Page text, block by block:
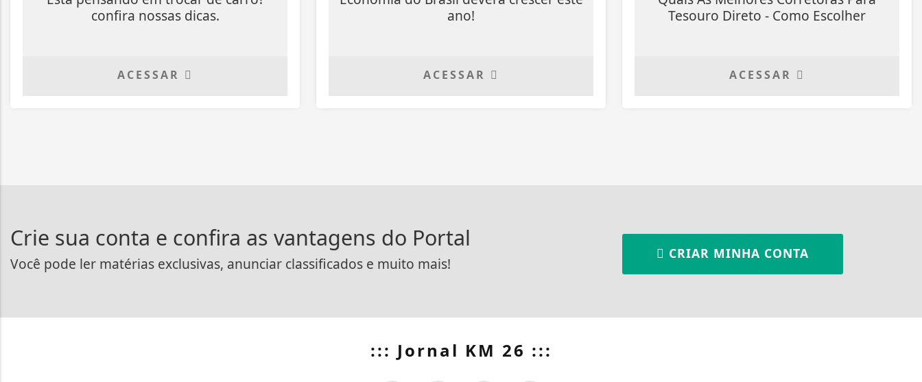
confira nossas dicas.
ACESSAR
ano!
ACESSAR
Tesouro Direto - Como Escolher
ACESSAR
Crie sua conta e confira as vantagens do Portal
Você pode ler matérias exclusivas, anunciar classificados e muito mais!
CRIAR MINHA CONTA
::: Jornal KM 26 :::